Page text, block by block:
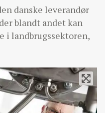
danske leverandør
blandt andet kan
i landbrugssektoren,